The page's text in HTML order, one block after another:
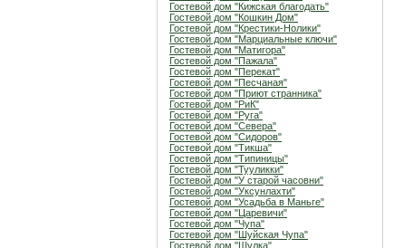
Гостевой дом "Кижская благодать"
Гостевой дом "Кошкин Дом"
Гостевой дом "Крестики-Нолики"
Гостевой дом "Марциальные ключи"
Гостевой дом "Матигора"
Гостевой дом "Пажала"
Гостевой дом "Перекат"
Гостевой дом "Песчаная"
Гостевой дом "Приют странника"
Гостевой дом "РиК"
Гостевой дом "Руга"
Гостевой дом "Севера"
Гостевой дом "Сидоров"
Гостевой дом "Тикша"
Гостевой дом "Типиницы"
Гостевой дом "Тууликки"
Гостевой дом "У старой часовни"
Гостевой дом "Уксунлахти"
Гостевой дом "Усадьба в Маньге"
Гостевой дом "Царевичи"
Гостевой дом "Чупа"
Гостевой дом "Шуйская Чупа"
Гостевой дом "Шулка"